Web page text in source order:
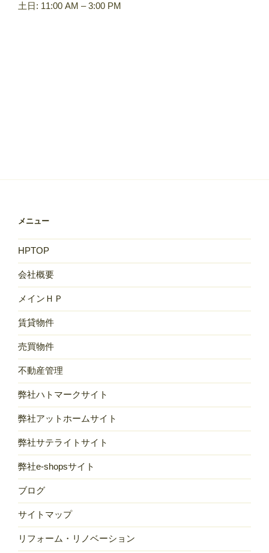
土日: 11:00 AM – 3:00 PM
メニュー
HPTOP
会社概要
メインＨＰ
賃貸物件
売買物件
不動産管理
弊社ハトマークサイト
弊社アットホームサイト
弊社サテライトサイト
弊社e-shopsサイト
ブログ
サイトマップ
リフォーム・リノベーション